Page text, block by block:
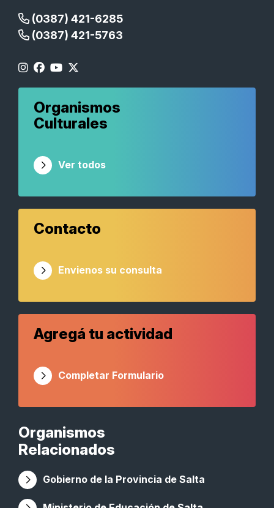
(0387) 421-6285
(0387) 421-5763
Organismos
Relacionados
Gobierno de la Provincia de Salta
Organismos
Culturales
Ver todos
Contacto
Envienos su consulta
Agregá tu actividad
Completar Formulario